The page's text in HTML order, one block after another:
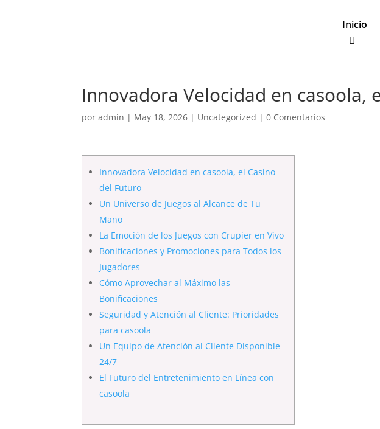
Inicio
Innovadora Velocidad en casoola,
poradmin | May 18, 2026 | Uncategorized |0 Comentarios
Innovadora Velocidad en casoola, el Casino
del Futuro
Un Universo de Juegos al Alcance de Tu
Mano
La Emoción de los Juegos con Crupier en Vivo
Bonificaciones y Promociones para Todos los
Jugadores
Cómo Aprovechar al Máximo las
Bonificaciones
Seguridad y Atención al Cliente: Prioridades
para casoola
Un Equipo de Atención al Cliente Disponible
24/7
El Futuro del Entretenimiento en Línea con
casoola